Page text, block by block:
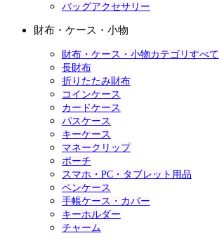
バッグアクセサリー
財布・ケース・小物
財布・ケース・小物カテゴリすべて
長財布
折りたたみ財布
コインケース
カードケース
パスケース
キーケース
マネークリップ
ポーチ
スマホ・PC・タブレット用品
ペンケース
手帳ケース・カバー
キーホルダー
チャーム